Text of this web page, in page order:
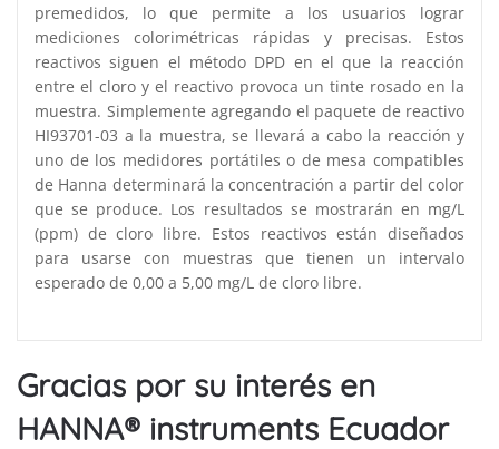
premedidos, lo que permite a los usuarios lograr
mediciones colorimétricas rápidas y precisas. Estos
reactivos siguen el método DPD en el que la reacción
entre el cloro y el reactivo provoca un tinte rosado en la
muestra. Simplemente agregando el paquete de reactivo
HI93701-03 a la muestra, se llevará a cabo la reacción y
uno de los medidores portátiles o de mesa compatibles
de Hanna determinará la concentración a partir del color
que se produce. Los resultados se mostrarán en mg/L
(ppm) de cloro libre. Estos reactivos están diseñados
para usarse con muestras que tienen un intervalo
esperado de 0,00 a 5,00 mg/L de cloro libre.
Gracias por su interés en
HANNA® instruments Ecuador